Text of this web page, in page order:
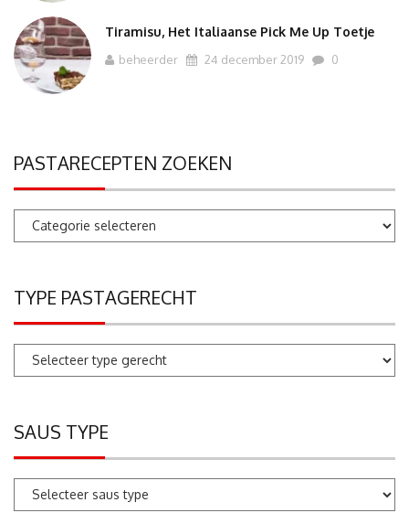
Tiramisu, Het Italiaanse Pick Me Up Toetje
beheerder 24 december 2019 0
PASTARECEPTEN ZOEKEN
Pastarecepten
TYPE PASTAGERECHT
SAUS TYPE